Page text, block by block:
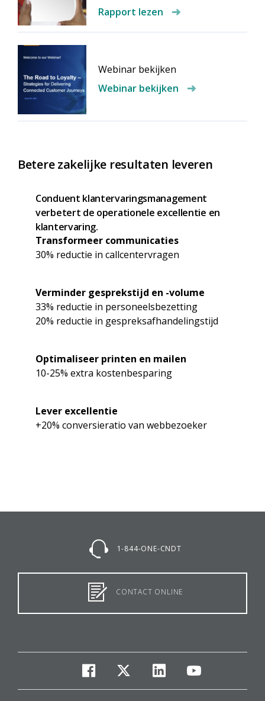
Rapport lezen
Webinar bekijken
Webinar bekijken
Betere zakelijke resultaten leveren
Conduent klantervaringsmanagement
verbetert de operationele excellentie en
klantervaring.
Transformeer communicaties
30% reductie in callcentervragen
Verminder gesprekstijd en -volume
33% reductie in personeelsbezetting
20% reductie in gespreksafhandelingstijd
Optimaliseer printen en mailen
10-25% extra kostenbesparing
Lever excellentie
+20% conversieratio van webbezoeker
1-844-ONE-CNDT
CONTACT ONLINE
facebook
twitterlinkedinyoutube